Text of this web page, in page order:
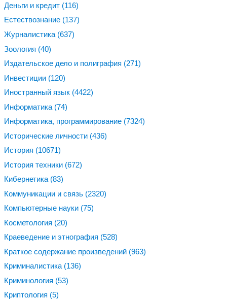
Деньги и кредит (116)
Естествознание (137)
Журналистика (637)
Зоология (40)
Издательское дело и полиграфия (271)
Инвестиции (120)
Иностранный язык (4422)
Информатика (74)
Информатика, программирование (7324)
Исторические личности (436)
История (10671)
История техники (672)
Кибернетика (83)
Коммуникации и связь (2320)
Компьютерные науки (75)
Косметология (20)
Краеведение и этнография (528)
Краткое содержание произведений (963)
Криминалистика (136)
Криминология (53)
Криптология (5)